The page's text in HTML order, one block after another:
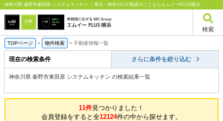
神奈川県 秦野市東田原 システムキッチン ｜東京・神奈川の不動産のことならエムイーPLUS横浜
検索
TOPページ > 物件検索 > 不動産情報一覧
現在の検索条件 さらに条件を絞り込む
神奈川県 秦野市東田原 システムキッチン の検索結果一覧
11件見つかりました！
会員登録をすると全12124件の中から探せます。